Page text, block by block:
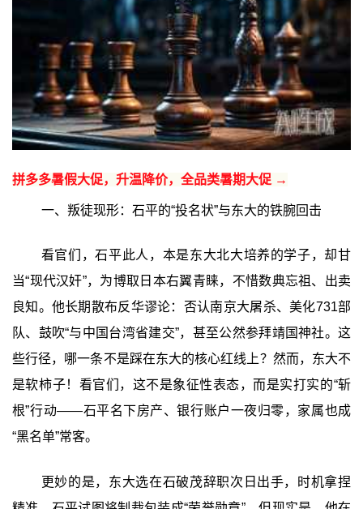
拼多多暑假大促，升温降价，全品类暑期大促 →
一、叛徒现形：石平的“投名状”与东大的铁腕回击
看官们，石平此人，本是东大北大培养的学子，却甘
当“现代汉奸”，为博取日本右翼青睐，不惜数典忘祖、出卖
良知。他长期散布反华谬论：否认南京大屠杀、美化731部
队、鼓吹“与中国台湾省建交”，甚至公然参拜靖国神社。这
些行径，哪一条不是踩在东大的核心红线上？然而，东大不
是软柿子！看官们，这不是象征性表态，而是实打实的“斩
根”行动——石平名下房产、银行账户一夜归零，家属也成
“黑名单”常客。
更妙的是，东大选在石破茂辞职次日出手，时机拿捏